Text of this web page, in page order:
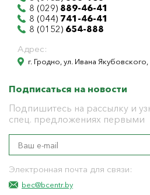
8 (029) 889-46-41
8 (044) 741-46-41
8 (0152) 654-888
Адрес:
г. Гродно, ул. Ивана
Подписаться на новости
Подпишитесь на рассылку и
спец. предложениях первыми
Электронная почта для связи:
bec@bcentr.by